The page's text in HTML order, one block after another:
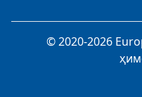
© 2020-2026